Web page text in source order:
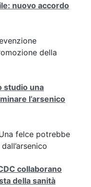
nuovo accordo
della
studio una
l’arsenico
felce potrebbe
collaborano
della sanità